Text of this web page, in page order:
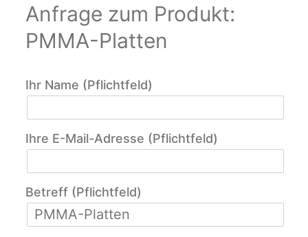
Anfrage zum Produkt:
PMMA-Platten
Ihr Name (Pflichtfeld)
Ihre E-Mail-Adresse (Pflichtfeld)
Betreff (Pflichtfeld)